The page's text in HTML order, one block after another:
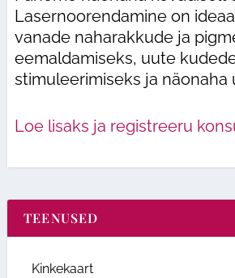
Lasernoorendamine on
vanade naharakkude ja
eemaldamiseks, uute
stimuleerimiseks ja näonaha
Loe lisaks ja registreeru
TEENUSED
Kinkekaart